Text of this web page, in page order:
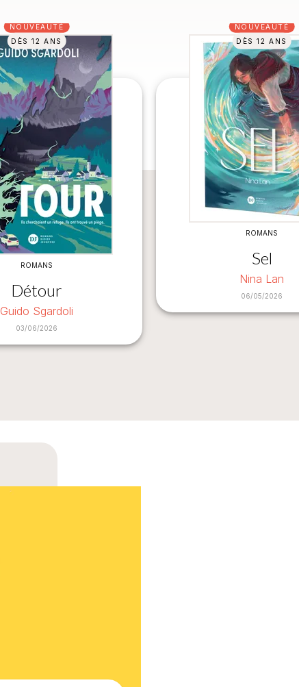
NOUVEAUTÉ
DÈS 12 ANS
ROMANS
Détour
Guido Sgardoli
03/06/2026
NOUVEAUTÉ
DÈS 12 ANS
ROMANS
Sel
Nina Lan
06/05/2026